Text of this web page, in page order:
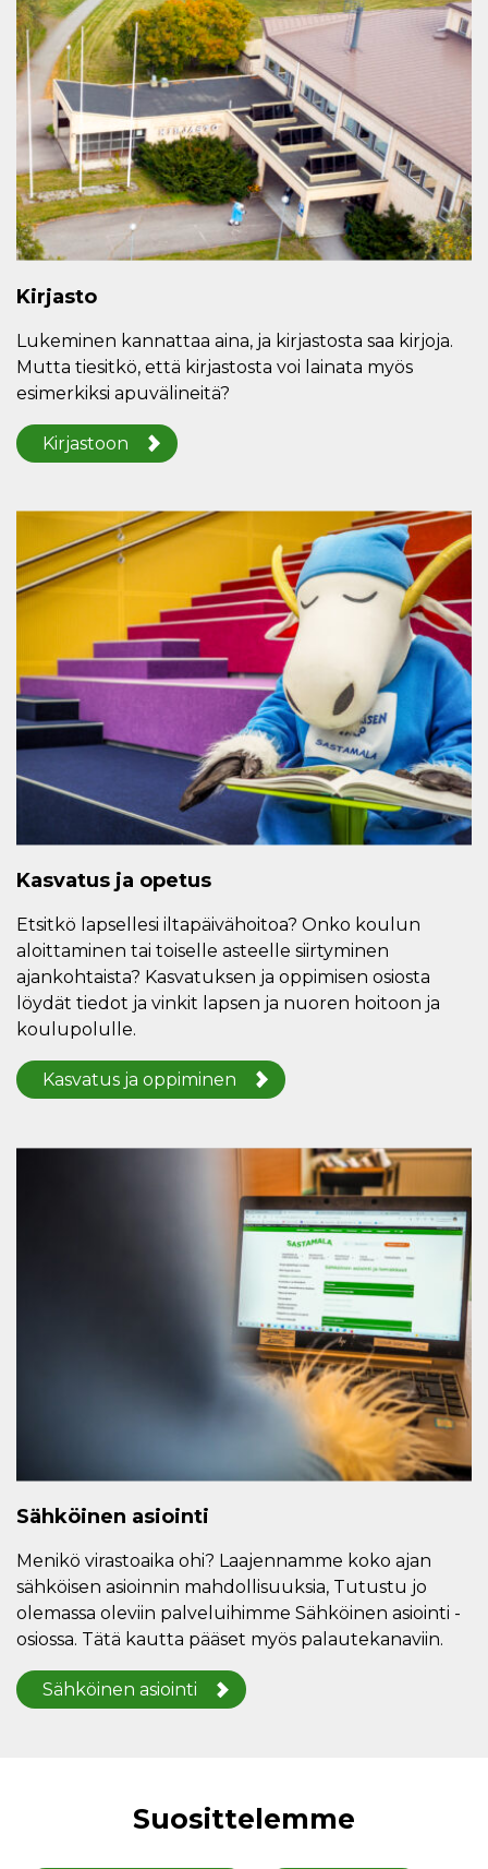
Kirjasto
Lukeminen kannattaa aina, ja kirjastosta saa kirjoja.
Mutta tiesitkö, että kirjastosta voi lainata myös
esimerkiksi apuvälineitä?
Kirjastoon
Kasvatus ja opetus
Etsitkö lapsellesi iltapäivähoitoa? Onko koulun
aloittaminen tai toiselle asteelle siirtyminen
ajankohtaista? Kasvatuksen ja oppimisen osiosta
löydät tiedot ja vinkit lapsen ja nuoren hoitoon ja
koulupolulle.
Kasvatus ja oppiminen
Sähköinen asiointi
Menikö virastoaika ohi? Laajennamme koko ajan
sähköisen asioinnin mahdollisuuksia, Tutustu jo
olemassa oleviin palveluihimme Sähköinen asiointi -
osiossa. Tätä kautta pääset myös palautekanaviin.
Sähköinen asiointi
Suosittelemme